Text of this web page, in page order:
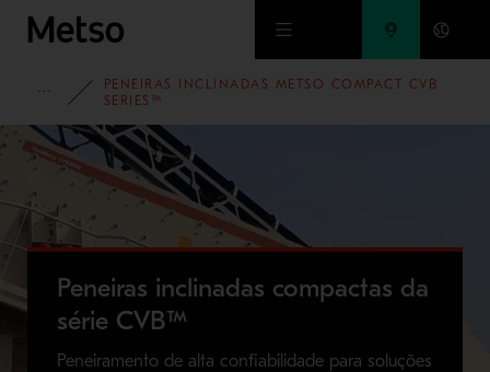
Ir para o conteúdo principal
PORTIFOLIO
PENEIRAS INCLINADAS METSO COMPACT CVB
SERIES™
Peneiras inclinadas compactas da
série CVB™
Peneiramento de alta confiabilidade para soluções